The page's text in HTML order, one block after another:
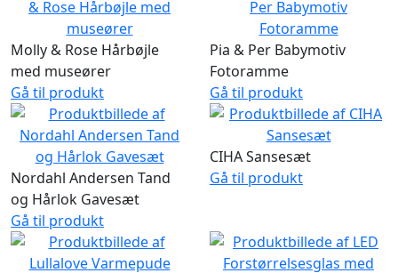
Molly & Rose Hårbøjle
med museører
Gå til produkt
Pia & Per Babymotiv
Fotoramme
Gå til produkt
Nordahl Andersen Tand
og Hårlok Gavesæt
Gå til produkt
CIHA Sansesæt
Gå til produkt